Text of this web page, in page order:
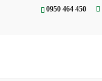
0950 464 450